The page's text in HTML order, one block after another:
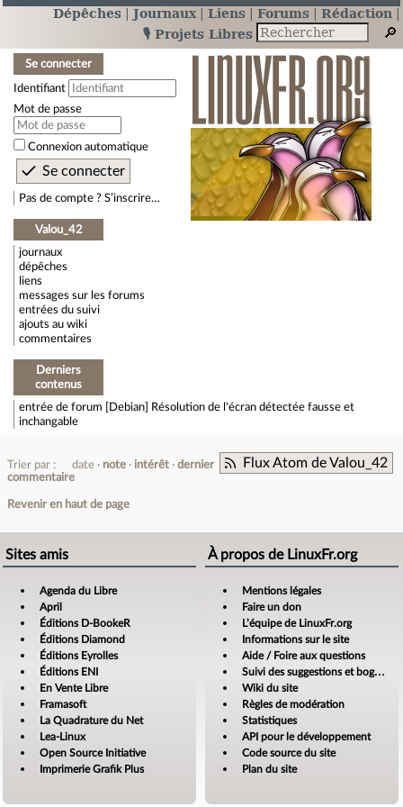
Dépêches Journaux Liens Forums
Rédaction
🎙️ Projets Libres
Se connecter
Identifiant
Mot de passe
Connexion automatique
Pas de compte ? S’inscrire…
Valou_42
journaux
dépêches
liens
messages sur les forums
entrées du suivi
ajouts au wiki
commentaires
Derniers
contenus
entrée de forum
[Debian] Résolution de l'écran détectée fausse et
inchangable
Flux Atom de Valou_42
Trier par : date note intérêt
dernier
commentaire
Revenir en haut de page
Sites amis
Agenda du Libre
April
Éditions D-BookeR
Éditions Diamond
Éditions Eyrolles
Éditions ENI
En Vente Libre
Framasoft
La Quadrature du Net
Lea-Linux
Open Source Initiative
Imprimerie Grafik Plus
À propos de LinuxFr.org
Mentions légales
Faire un don
L’équipe de LinuxFr.org
Informations sur le site
Aide / Foire aux questions
Suivi des suggestions et bogues
Wiki du site
Règles de modération
Statistiques
API pour le développement
Code source du site
Plan du site